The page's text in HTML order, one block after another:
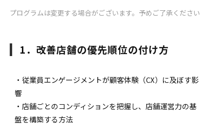
プログラムは変更する場合がございます。予めご了承ください
1．改善店舗の優先順位の付け方
・従業員エンゲージメントが顧客体験（CX）に及ぼす影
響
・店舗ごとのコンディションを把握し、店舗運営力の基
盤を構築する方法